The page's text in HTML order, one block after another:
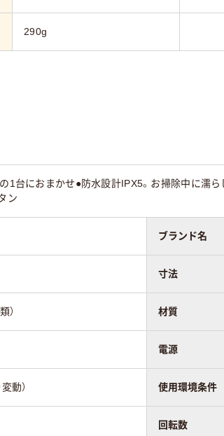
290g
1台におまかせ●防水設計IPX5。お掃除中に濡
ン
ブランド名
寸法
） 材質
電源
動） 使用環境条件
回転数